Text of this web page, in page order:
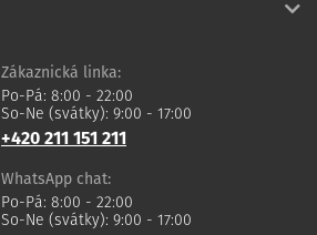
Zákaznická linka:
Po-Pá: 8:00 - 22:00
So-Ne (svátky): 9:00 - 17:00
+420 211 151 211
WhatsApp chat:
Po-Pá: 8:00 - 22:00
So-Ne (svátky): 9:00 - 17:00